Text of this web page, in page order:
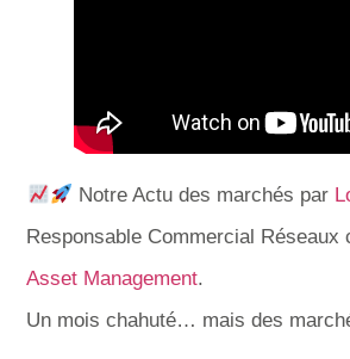
Notre Actu des marchés par
Responsable Commercial
Asset Management.
Un mois chahuté… mais des